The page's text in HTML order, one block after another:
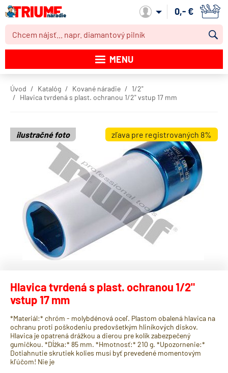
Môj účet
0,- €
MENU
Akcie
Obchodné podmienky
Dodacie podmienky
Kontakt
Úvod Katalóg Kované náradie
1/2"
Hlavica tvrdená s plast. ochranou 1/2" vstup 17 mm
zľava pre registrovaných 8%
ilustračné foto
Hlavica tvrdená s plast. ochranou 1/2"
vstup 17 mm
*Materiál:* chróm - molybdénová oceľ. Plastom obalená hlavica na
ochranu proti poškodeniu predovšetkým hliníkových diskov.
Hlavica je opatrená drážkou a dierou pre kolík zabezpečený
gumičkou. *Dĺžka:* 85 mm. *Hmotnosť:* 210 g. *Upozornenie:*
Dotiahnutie skrutiek kolies musí byť prevedené momentovým
kľúčom! Nie je